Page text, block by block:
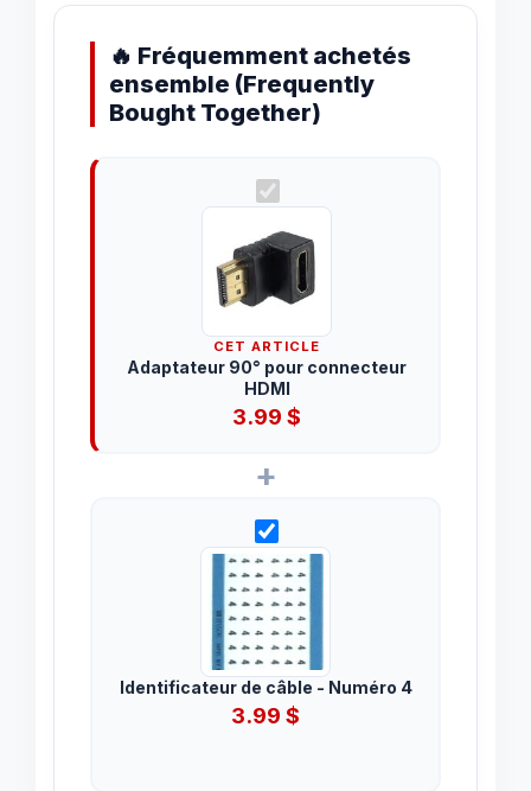
🔥 Fréquemment achetés
ensemble (Frequently
Bought Together)
CET ARTICLE
Adaptateur 90° pour connecteur
HDMI
3.99$
+
Identificateur de câble - Numéro 4
3.99 $